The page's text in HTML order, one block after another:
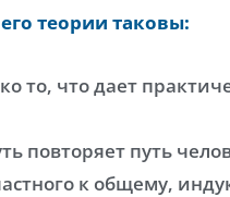
теории таковы:
то, что дает
повторяет путь
к общему,